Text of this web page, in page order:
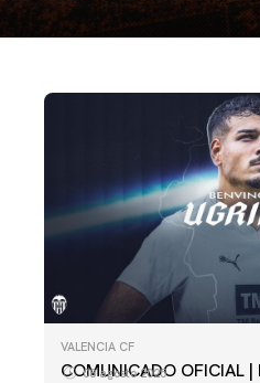
VALENCIA CF
COMUNICADO OFICIAL |
08 agosto 2025